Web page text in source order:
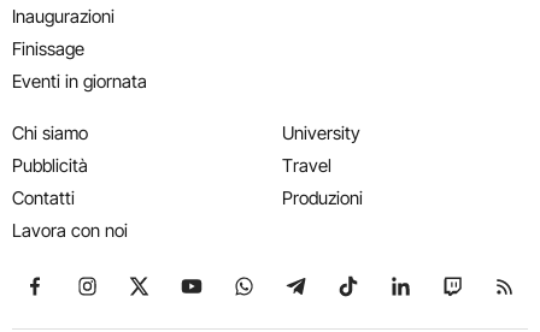
Inaugurazioni
Finissage
Eventi in giornata
Chi siamo
Pubblicità
Contatti
Lavora con noi
University
Travel
Produzioni
Seguici su Facebook
Seguici su Instagram
Seguici su X
Seguici su YouTube
Seguici su WhatsApp
Seguici su Telegram
Seguici su TikTok
Seguici su
Seguici